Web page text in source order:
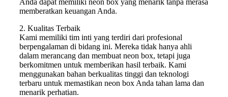
memberatkan keuangan Anda.
2. Kualitas Terbaik
Kami memiliki tim inti yang terdiri dari profesional
berpengalaman di bidang ini. Mereka tidak hanya ahli
dalam merancang dan membuat neon box, tetapi juga
berkomitmen untuk memberikan hasil terbaik. Kami
menggunakan bahan berkualitas tinggi dan teknologi
terbaru untuk memastikan neon box Anda tahan lama dan
menarik perhatian.